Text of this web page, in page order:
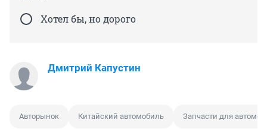
Хотел бы, но дорого
Дмитрий Капустин
Авторынок Китайский автомобиль Запчасти для